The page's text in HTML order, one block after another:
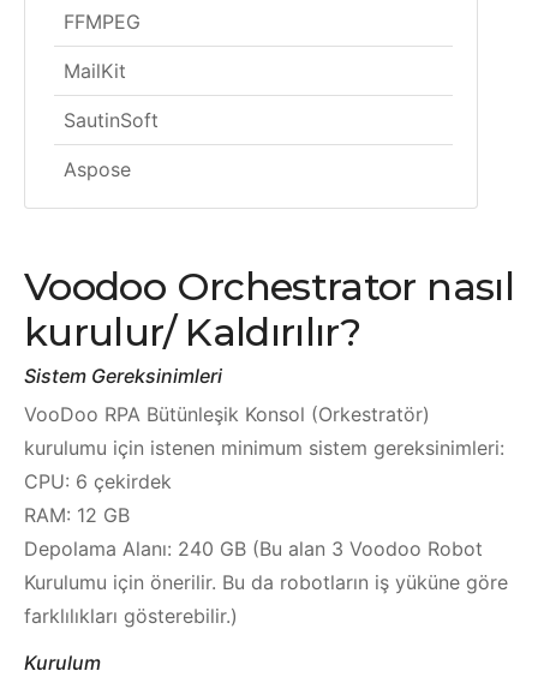
FFMPEG
MailKit
SautinSoft
Aspose
Voodoo Orchestrator nasıl
kurulur/ Kaldırılır?
Sistem Gereksinimleri
VooDoo RPA Bütünleşik Konsol (Orkestratör)
kurulumu için istenen minimum sistem gereksinimleri:
CPU: 6 çekirdek
RAM: 12 GB
Depolama Alanı: 240 GB (Bu alan 3 Voodoo Robot
Kurulumu için önerilir. Bu da robotların iş yüküne göre
farklılıkları gösterebilir.)
Kurulum